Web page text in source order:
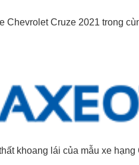
Chevrolet Cruze 2021 trong
khoang lái của mẫu xe hạng